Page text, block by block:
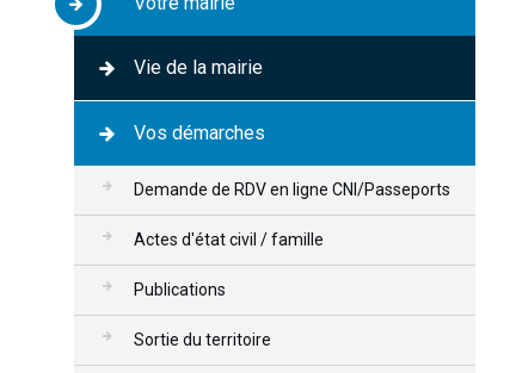
Vie de la mairie
Vos démarches
Demande de RDV en ligne CNI/Passeports
Actes d'état civil / famille
Publications
Sortie du territoire